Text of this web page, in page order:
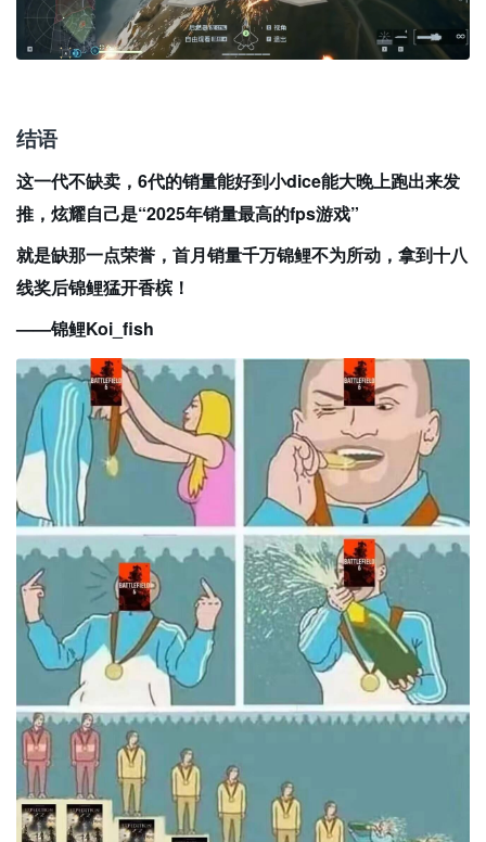
结语
这一代不缺卖，6代的销量能好到小dice能大晚上跑出来发
推，炫耀自己是“2025年销量最高的fps游戏”
就是缺那一点荣誉，首月销量千万锦鲤不为所动，拿到十八
线奖后锦鲤猛开香槟！
——锦鲤Koi_fish